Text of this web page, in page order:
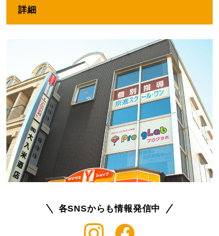
詳細
各SNSからも情報発信中